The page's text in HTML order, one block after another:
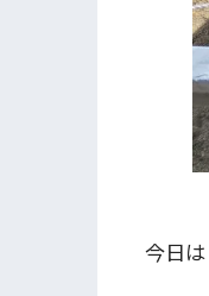
今日